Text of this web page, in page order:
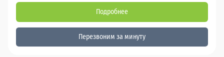
Подробнее
Перезвоним за минуту